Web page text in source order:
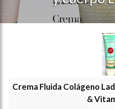
Crema FluidaColágeno
&